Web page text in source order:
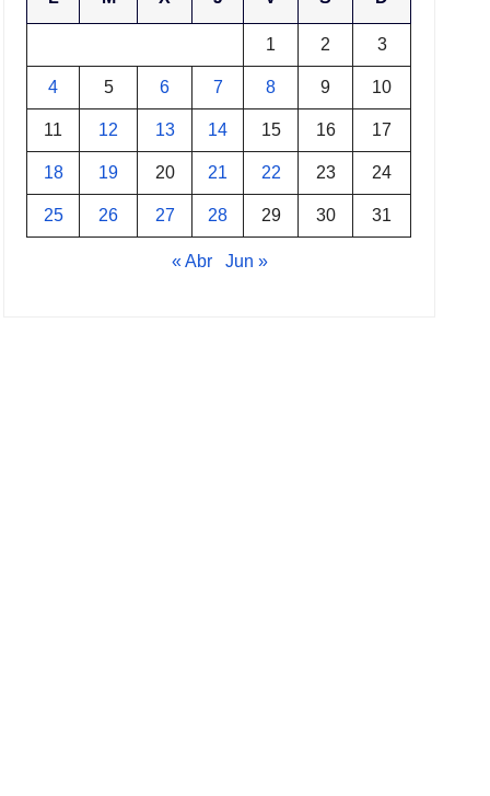
1 2 3
4 5 6 7 8 9 10
11 12 13 14 15 16 17
18 19 20 21 22 23 24
25 26 27 28 29 30 31
« Abr Jun »